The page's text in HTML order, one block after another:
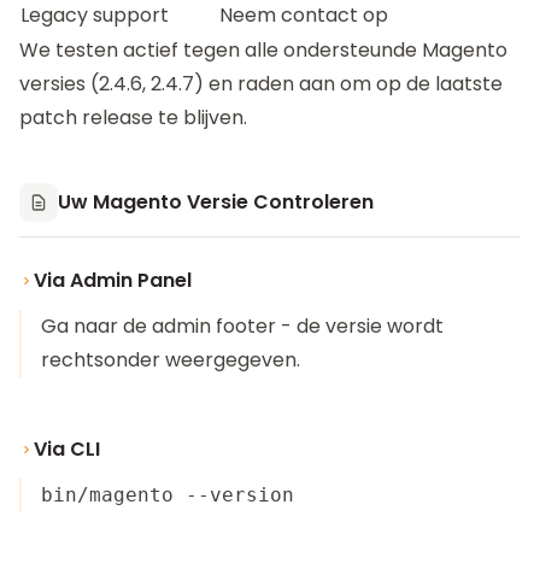
Legacy support
Neem contact op
We testen actief tegen alle ondersteunde Magento
versies (2.4.6, 2.4.7) en raden aan om op de laatste
patch release te blijven.
Uw Magento Versie Controleren
Via Admin Panel
Ga naar de admin footer - de versie wordt
rechtsonder weergegeven.
Via CLI